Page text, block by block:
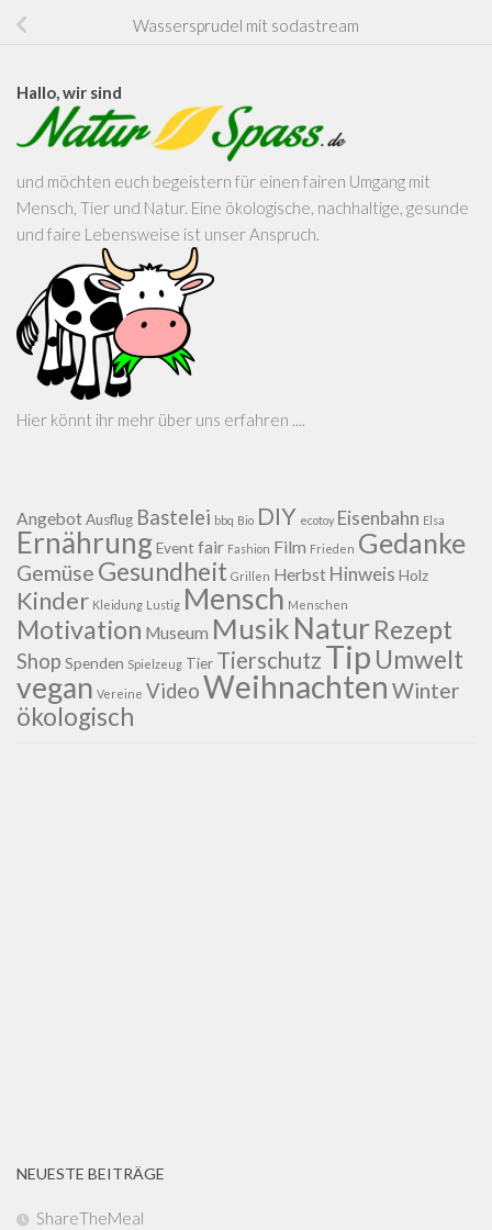
Wassersprudel mit sodastream
Hallo, wir sind
und möchten euch begeistern für einen fairen Umgang mit
Mensch, Tier und Natur. Eine ökologische, nachhaltige, gesunde
und faire Lebensweise ist unser Anspruch.
Hier könnt ihr mehr über uns erfahren ....
AngebotAusflug Bastelei bbq Bio DIY ecotoy Eisenbahn Elsa
ErnährungEvent fair Fashion Film Frieden Gedanke
Gemüse Gesundheit Grillen Herbst Hinweis Holz
Kinder Kleidung Lustig Mensch Menschen
Motivation Museum Musik NaturRezept
Shop Spenden Spielzeug Tier Tierschutz Tip Umwelt
vegan Vereine VideoWeihnachten Winter
ökologisch
NEUESTE BEITRÄGE
ShareTheMeal